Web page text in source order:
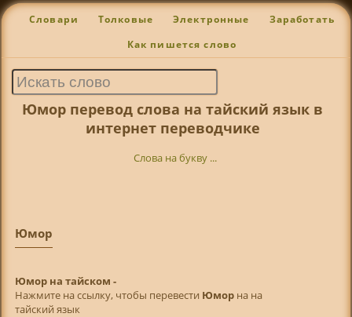
Словари Толковые Электронные Заработать
Как пишется слово
Юмор перевод слова на тайский язык в
интернет переводчике
Слова на букву ...
Юмор
Юмор на тайском -
Нажмите на ссылку, чтобы перевести Юморна на
тайский язык